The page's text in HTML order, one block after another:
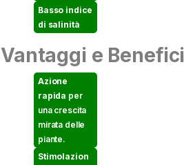
Basso indice
di salinità
Vantaggi e Benefici
Azione
rapida per
una crescita
mirata delle
piante.
Stimolazion